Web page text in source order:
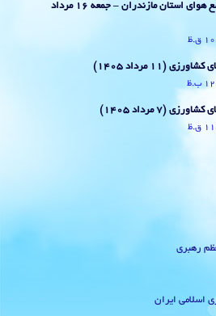
پیش بینی 7 روزه وضع هوای استان مازندران – جمعه 16 مرداد
(11 مرداد ۱۴۰۵)
(7 مرداد ۱۴۰۵)
رهبری
اسلامی ایران